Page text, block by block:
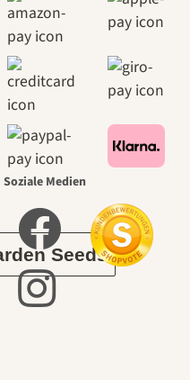
uns
Seeds
Soziale Medien